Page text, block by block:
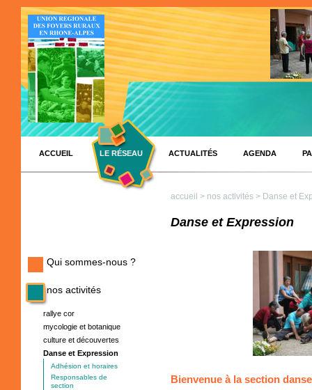
ACCUEIL LE RÉSEAU ACTUALITÉS AGENDA
Qui sommes-nous ?
nos activités
rallye cor
mycologie et botanique
culture et découvertes
Danse et Expression
Adhésion et horaires
Responsables de
section
accueil > nos activités > Danse et
Danse et Expression
Bienvenue à la section